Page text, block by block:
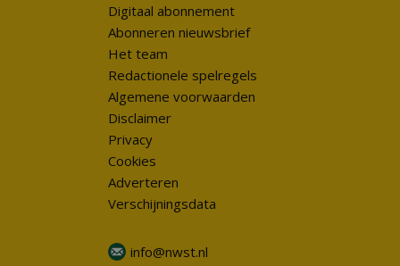
Digitaal abonnement
Abonneren nieuwsbrief
Het team
Redactionele spelregels
Algemene voorwaarden
Disclaimer
Privacy
Cookies
Adverteren
Verschijningsdata
info@nwst.nl